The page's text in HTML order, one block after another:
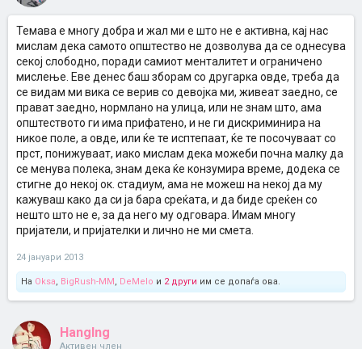
Темава е многу добра и жал ми е што не е активна, кај нас
мислам дека самото општество не дозволува да се однесува
секој слободно, поради самиот менталитет и ограничено
мислење. Еве денес баш зборам со другарка овде, треба да
се видам ми вика се верив со девојка ми, живеат заедно, се
прават заедно, нормлано на улица, или не знам што, ама
општеството ги има прифатено, и не ги дискриминира на
никое поле, а овде, или ќе те исптепаат, ќе те посочуваат со
прст, понижуваат, иако мислам дека можеби почна малку да
се менува полека, знам дека ќе конзумира време, додека се
стигне до некој ок. стадиум, ама не можеш на некој да му
кажуваш како да си ја бара среќата, и да биде среќен со
нешто што не е, за да него му одговара. Имам многу
пријатели, и пријателки и лично не ми смета.
24 јануари 2013
На Oksa, BigRush-MM, DeMelo и 2 други им се допаѓа ова.
HangIng
Активен член